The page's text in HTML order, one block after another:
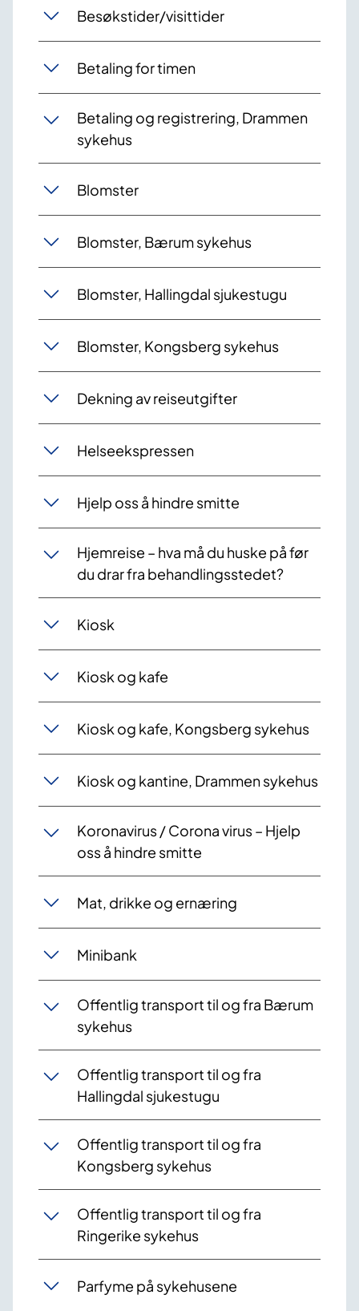
Besøkstider/visittider
Betaling for timen
Betaling og registrering, Drammen
sykehus
Blomster
Blomster, Bærum sykehus
Blomster, Hallingdal sjukestugu
Blomster, Kongsberg sykehus
Dekning av reiseutgifter
Helseekspressen
Hjelp oss å hindre smitte
Hjemreise – hva må du huske på før
du drar fra behandlingsstedet?
Kiosk
Kiosk og kafe
Kiosk og kafe, Kongsberg sykehus
Kiosk og kantine, Drammen sykehus
Koronavirus / Corona virus – Hjelp
oss å hindre smitte
Mat, drikke og ernæring
Minibank
Offentlig transport til og fra Bærum
sykehus
Offentlig transport til og fra
Hallingdal sjukestugu​
Offentlig transport til og fra
Kongsberg sykehus
Offentlig transport til og fra
Ringerike sykehus
Parfyme på sykehusene